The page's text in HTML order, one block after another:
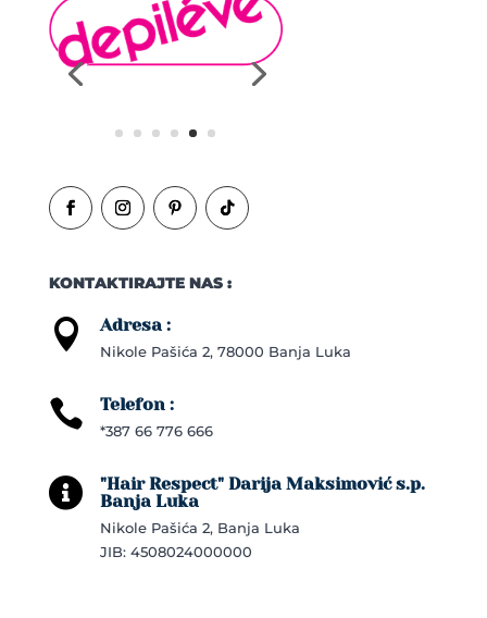
KONTAKTIRAJTE NAS :
 Adresa :
Nikole Pašića 2, 78000 Banja Luka
 Telefon :
*387 66 776 666

"Hair Respect" Darija Maksimović s.p.
Banja Luka
Nikole Pašića 2, Banja Luka
JIB: 4508024000000